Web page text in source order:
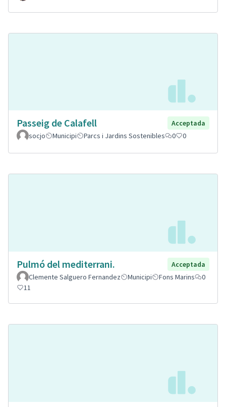
Passeig de Calafell
Acceptada
socjo
Municipi Parcs i Jardins Sostenibles 0 0
Pulmó del mediterrani.
Acceptada
Clemente Salguero Fernandez
Municipi Fons Marins
0
11